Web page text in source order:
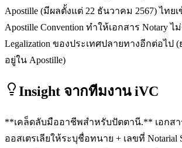
Apostille (มีผลตั้งแต่ 22 ธันวาคม 2567) ไทยเ
Apostille Convention ทำให้เอกสาร Notary ไ
Legalization ของประเทศปลายทางอีกต่อไป
อยู่ใน Apostille)
Insight จากทีมงาน iVC
**เคล็ดลับมืออาชีพสำหรับปัตตานี.** เอกสา
ออสเตรเลียให้ระบุชื่อทนาย + เลขที่ Notarial